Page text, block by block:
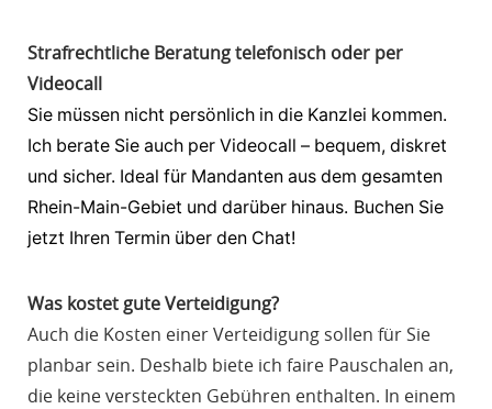
Strafrechtliche Beratung telefonisch oder per
Videocall
Sie müssen nicht persönlich in die Kanzlei kommen.
Ich berate Sie auch per Videocall – bequem, diskret
und sicher. Ideal für Mandanten aus dem gesamten
Rhein-Main-Gebiet und darüber hinaus. Buchen Sie
jetzt Ihren Termin über den Chat!
Was kostet gute Verteidigung?
Auch die Kosten einer Verteidigung sollen für Sie
planbar sein. Deshalb biete ich faire Pauschalen an,
die keine versteckten Gebühren enthalten. In einem